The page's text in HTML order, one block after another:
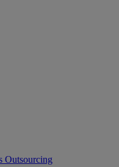
Outsourcing